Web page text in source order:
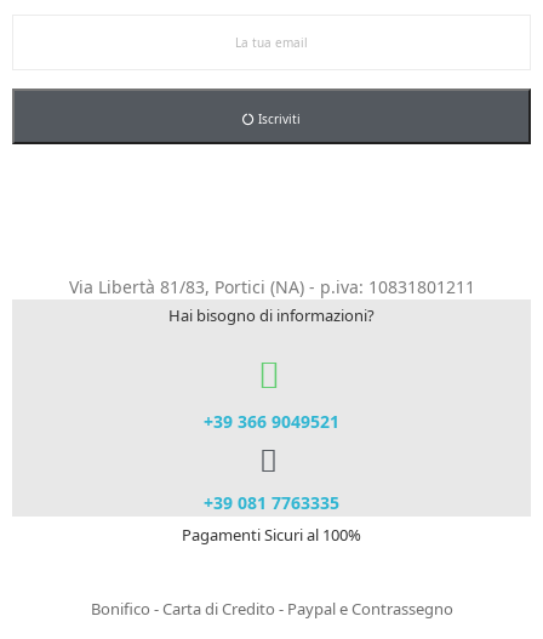
Iscriviti
Via Libertà 81/83, Portici (NA) - p.iva: 10831801211
Hai bisogno di informazioni?
+39 366 9049521​
+39 081 7763335
Pagamenti Sicuri al 100%
Bonifico - Carta di Credito - Paypal e Contrassegno